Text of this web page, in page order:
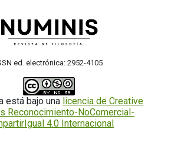
ed. electrónica: 2952-4105
está bajo una licencia de Creative
Reconocimiento-NoComercial-
4.0 Internacional